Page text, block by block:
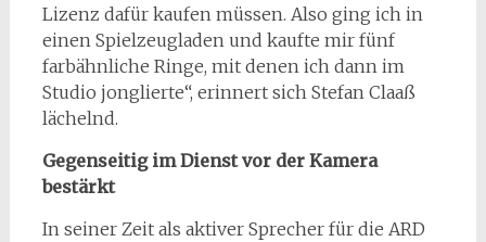
Lizenz dafür kaufen müssen. Also ging ich in
einen Spielzeugladen und kaufte mir fünf
farbähnliche Ringe, mit denen ich dann im
Studio jonglierte“, erinnert sich Stefan Claaß
lächelnd.
Gegenseitig im Dienst vor der Kamera
bestärkt
In seiner Zeit als aktiver Sprecher für die ARD